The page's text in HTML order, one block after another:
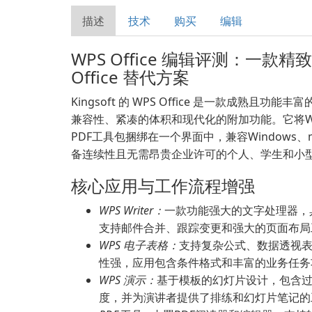
描述 技术 购买 编辑
WPS Office 编辑评测：一款精
Office 替代方案
Kingsoft 的 WPS Office 是一款成熟且功能丰
兼容性、紧凑的体积和现代化的附加功能。它
PDF工具包捆绑在一个界面中，兼容Windows
备连续性且无需昂贵企业许可的个人、学生和小
核心应用与工作流程增强
WPS Writer： 一款功能强大的文字处理器
支持邮件合并、跟踪变更和强大的页面布
WPS 电子表格： 支持复杂公式、数据透视
性强，应用包含条件格式和丰富的业务任
WPS 演示： 基于模板的幻灯片设计，包含
度，并为演讲者提供了排练和幻灯片笔记